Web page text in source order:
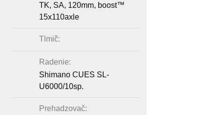
TK, SA, 120mm, boost™
15x110axle
Tlmič:
Radenie:
Shimano CUES SL-
U6000/10sp.
Prehadzovač: